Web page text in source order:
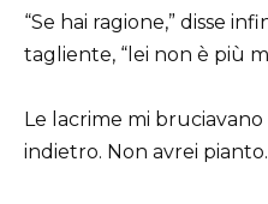
“Se hai ragione,” disse
tagliente, “lei non è più
Le lacrime mi
indietro. Non avrei